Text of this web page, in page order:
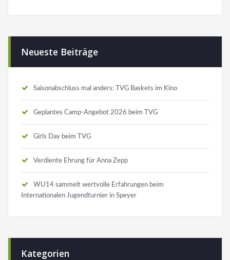
Neueste Beiträge
Saisonabschluss mal anders: TVG Baskets im Kino
Geplantes Camp-Angebot 2026 beim TVG
Girls Day beim TVG
Verdiente Ehrung für Anna Zepp
WU14 sammelt wertvolle Erfahrungen beim
Internationalen Jugendturnier in Speyer
Kategorien